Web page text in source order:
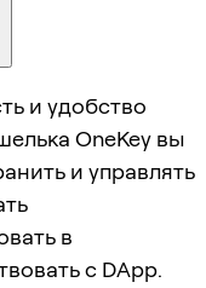
и удобство
OneKey вы
и управлять
в
с DApp.